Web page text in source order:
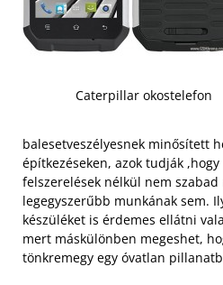
Caterpillar okostelefon
balesetveszélyesnek minősített
építkezéseken, azok tudják
felszerelések nélkül nem szabad
legegyszerűbb munkának sem.
készüléket is érdemes ellátni
mert máskülönben megeshet,
tönkremegy egy óvatlan